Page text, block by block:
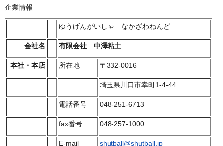
企業情報
ゆうげんがいしゃ なかざわねんど
会社名 有限会社 中澤粘土
本社・本店 所在地 〒332-0016
埼玉県川口市幸町1-4-44
電話番号 048-251-6713
fax番号 048-257-1000
E-mail shutball@shutball.jp